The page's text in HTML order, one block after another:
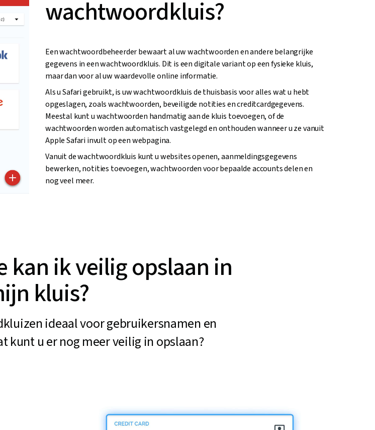
wachtwoordkluis?
Een wachtwoordbeheerder bewaart al uw wachtwoorden en andere belangrijke
gegevens in een wachtwoordkluis. Dit is een digitale variant op een fysieke kluis,
maar dan voor al uw waardevolle online informatie.
Als u Safari gebruikt, is uw wachtwoordkluis de thuisbasis voor alles wat u hebt
opgeslagen, zoals wachtwoorden, beveiligde notities en creditcardgegevens.
Meestal kunt u wachtwoorden handmatig aan de kluis toevoegen, of de
wachtwoorden worden automatisch vastgelegd en onthouden wanneer u ze vanuit
Apple Safari invult op een webpagina.
Vanuit de wachtwoordkluis kunt u websites openen, aanmeldingsgegevens
bewerken, notities toevoegen, wachtwoorden voor bepaalde accounts delen en
nog veel meer.
kan ik veilig opslaan in
kluis?
ideaal voor gebruikersnamen en
kunt u er nog meer veilig in opslaan?